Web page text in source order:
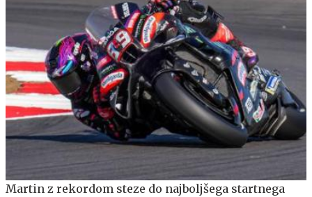
Martin z rekordom steze do najboljšega startnega